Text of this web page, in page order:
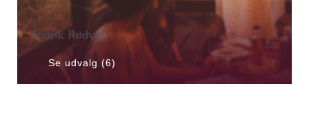
Fransk Rødvin
Se udvalg (6)